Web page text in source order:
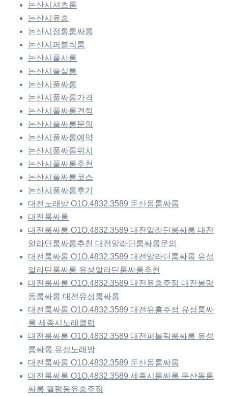
논산시셔츠룸
논산시유흥
논산시정통룸싸롱
논산시퍼블릭룸
논산시풀사롱
논산시풀살롱
논산시풀싸롱
논산시풀싸롱가격
논산시풀싸롱견적
논산시풀싸롱문의
논산시풀싸롱예약
논산시풀싸롱위치
논산시풀싸롱추천
논산시풀싸롱코스
논산시풀싸롱후기
대전노래방 O1O.4832.3589 둔산동룸싸롱
대전룸싸롱
대전룸싸롱 O1O.4832.3589 대전알라딘룸싸롱 대전
알라딘룸싸롱추천 대전알라딘룸싸롱문의
대전룸싸롱 O1O.4832.3589 대전알라딘룸싸롱 유성
알라딘룸싸롱 유성알라딘룸싸롱추천
대전룸싸롱 O1O.4832.3589 대전유흥주점 대전봉명
동룸싸롱 대전유성룸싸롱
대전룸싸롱 O1O.4832.3589 대전유흥주점 유성룸싸
롱 세종시노래클럽
대전룸싸롱 O1O.4832.3589 대전퍼블릭룸싸롱 유성
룸싸롱 유성노래방
대전룸싸롱 O1O.4832.3589 둔산동룸싸롱
대전룸싸롱 O1O.4832.3589 세종시룸싸롱 둔산동룸
싸롱 월평동유흥주점